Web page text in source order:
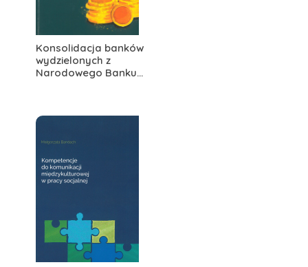
Konsolidacja banków
wydzielonych z
Narodowego Banku...